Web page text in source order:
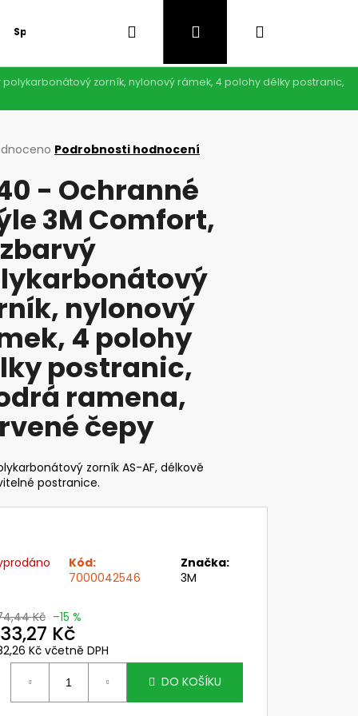
Speciální nabídka Hledat PřihlášeníNákupní
košík
zorník, nylonový rámek, 4 polohy délky postranic,
Podrobnosti hodnocení
- Ochranné
3M Comfort,
nylonový
4 polohy
postranic,
ramena,
čepy
zorník AS-AF, délkově
postranice.
Kód:
7000042546
Značka:
3M
Kč –15 %
Kč
Kč včetně DPH
DO KOŠÍKU
PC ZORNÍK NÁHL. DÍLŮ
SYSTÉMU CLEANAIR